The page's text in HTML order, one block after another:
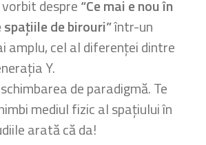
despre“Ce mai e nou în
spațiile de birouri”într-un
amplu, cel al diferenței dintre
Y.
de paradigmă. Te
mediul fizic al spațiului în
arată că da!